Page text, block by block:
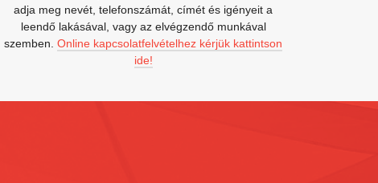
adja meg nevét, telefonszámát, címét és igényeit a
leendő lakásával, vagy az elvégzendő munkával
szemben. Online kapcsolatfelvételhez kérjük kattintson
ide!